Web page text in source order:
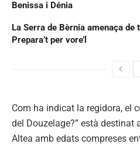
Benissa i Dénia
La Serra de Bèrnia amenaça de
Prepara’t per vore’l
Com ha indicat la regidora, el
del Douzelage?” està destinat
Altea amb edats compreses